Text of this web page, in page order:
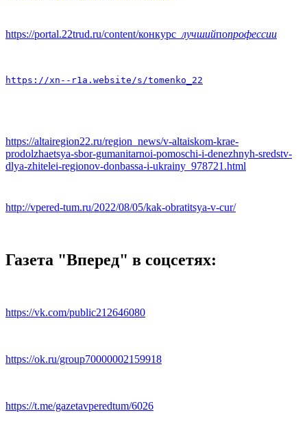
https://portal.22trud.ru/content/конкурс _лучшийпопрофессии
https://xn--r1a.website/s/tomenko_22
https://altairegion22.ru/region_news/v-altaiskom-krae-
prodolzhaetsya-sbor-gumanitarnoi-pomoschi-i-denezhnyh-sredstv-
dlya-zhitelei-regionov-donbassa-i-ukrainy_978721.html
http://vpered-tum.ru/2022/08/05/kak-obratitsya-v-cur/
Газета "Вперед" в соцсетях:
https://vk.com/public212646080
https://ok.ru/group70000002159918
https://t.me/gazetavperedtum/6026